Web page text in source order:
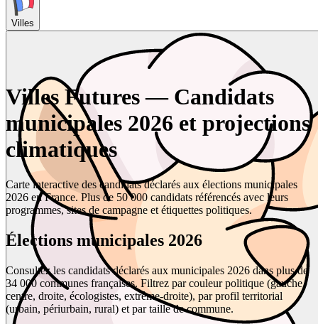
Villes
Villes Futures — Candidats
municipales 2026 et projections
climatiques
Carte interactive des candidats déclarés aux élections municipales
2026 en France. Plus de 50 000 candidats référencés avec leurs
programmes, sites de campagne et étiquettes politiques.
Élections municipales 2026
Consultez les candidats déclarés aux municipales 2026 dans plus de
34 000 communes françaises. Filtrez par couleur politique (gauche,
centre, droite, écologistes, extrême-droite), par profil territorial
(urbain, périurbain, rural) et par taille de commune.